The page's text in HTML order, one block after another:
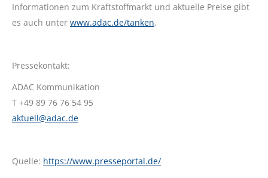
Informationen zum Kraftstoffmarkt und aktuelle Preise gibt
es auch unter www.adac.de/tanken.
Pressekontakt:
ADAC Kommunikation
T +49 89 76 76 54 95
aktuell@adac.de
Quelle: https://www.presseportal.de/